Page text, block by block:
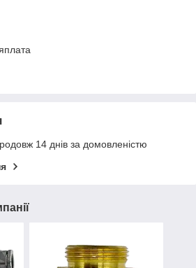
14 днів за домовленістю